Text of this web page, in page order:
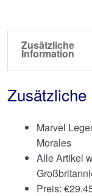
Zusätzliche
Information
Zusätzliche
Marvel
Morales
Alle Artikel
Preis: €